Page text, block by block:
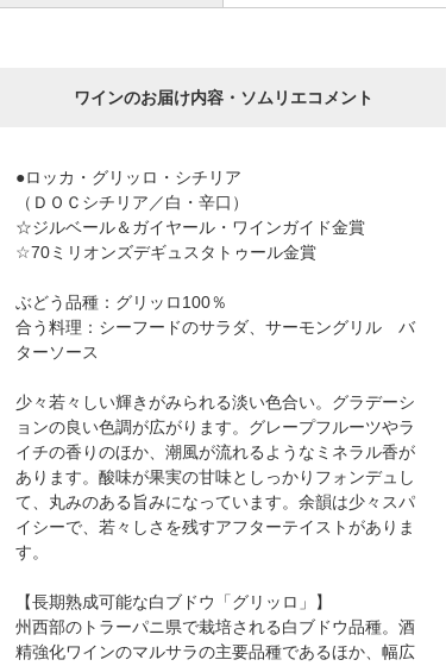
ワインのお届け内容・ソムリエコメント
●ロッカ・グリッロ・シチリア
（ＤＯＣシチリア／白・辛口）
☆ジルベール＆ガイヤール・ワインガイド金賞
☆70ミリオンズデギュスタトゥール金賞
ぶどう品種：グリッロ100％
合う料理：シーフードのサラダ、サーモングリル バ
ターソース
少々若々しい輝きがみられる淡い色合い。グラデーシ
ョンの良い色調が広がります。グレープフルーツやラ
イチの香りのほか、潮風が流れるようなミネラル香が
あります。酸味が果実の甘味としっかりフォンデュし
て、丸みのある旨みになっています。余韻は少々スパ
イシーで、若々しさを残すアフターテイストがありま
す。
【長期熟成可能な白ブドウ「グリッロ」】
州西部のトラーパニ県で栽培される白ブドウ品種。酒
精強化ワインのマルサラの主要品種であるほか、幅広